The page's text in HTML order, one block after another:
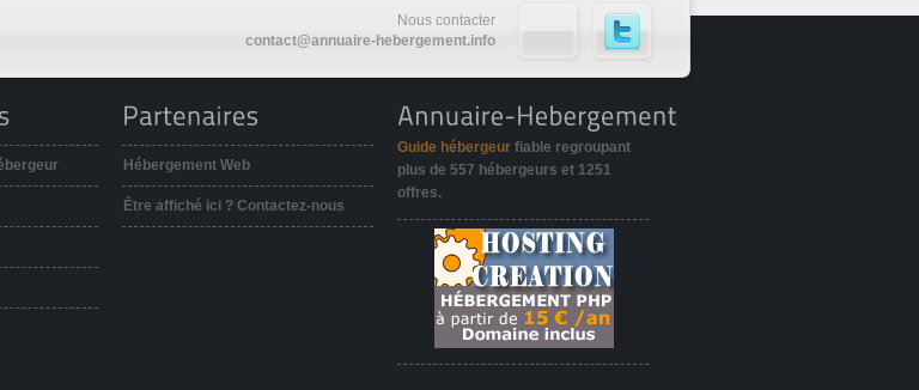
Nous contacter
contact@annuaire-hebergement.info
Hébergement Web
Être affiché ici ? Contactez-nous
Guide hébergeur fiable regroupant
plus de 557 hébergeurs et 1251
offres.